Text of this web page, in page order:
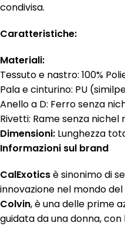
condivisa.
Caratteristiche:
Materiali:
Tessuto e nastro: 100%
Pala e cinturino: PU
Anello a D: Ferro senza
Rivetti: Rame senza nichel
Dimensioni: Lunghezza
Informazioni sul brand
CalExoticsè sinonimo di
innovazione nel mondo
Colvin, è una delle prime
guidata da una donna,